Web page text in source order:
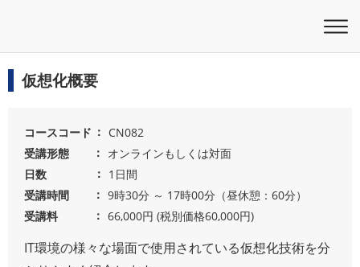
仮想化概要
コースコード
CN082
受講形態
オンラインもしくは対面
日数
1日間
受講時間
9時30分 ～ 17時00分（昼休憩：60分）
受講料
66,000円 (税別価格60,000円)
IT環境の様々な場面で使用されている仮想化技術を分